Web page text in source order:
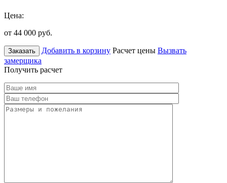
Цена:
от 44 000 руб.
Заказать Добавить в корзину Расчет цены Вызвать
замерщика
Получить расчет